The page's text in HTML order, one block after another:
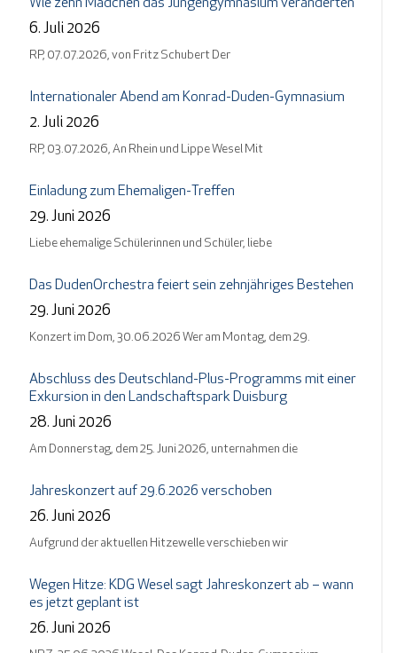
Wie zehn Mädchen das Jungengymnasium veränderten
6. Juli 2026
RP, 07.07.2026, von Fritz Schubert Der
Internationaler Abend am Konrad-Duden-Gymnasium
2. Juli 2026
RP, 03.07.2026, An Rhein und Lippe Wesel Mit
Einladung zum Ehemaligen-Treffen
29. Juni 2026
Liebe ehemalige Schülerinnen und Schüler, liebe
Das DudenOrchestra feiert sein zehnjähriges Bestehen
29. Juni 2026
Konzert im Dom, 30.06.2026 Wer am Montag, dem 29.
Abschluss des Deutschland-Plus-Programms mit einer
Exkursion in den Landschaftspark Duisburg
28. Juni 2026
Am Donnerstag, dem 25. Juni 2026, unternahmen die
Jahreskonzert auf 29.6.2026 verschoben
26. Juni 2026
Aufgrund der aktuellen Hitzewelle verschieben wir
Wegen Hitze: KDG Wesel sagt Jahreskonzert ab – wann
es jetzt geplant ist
26. Juni 2026